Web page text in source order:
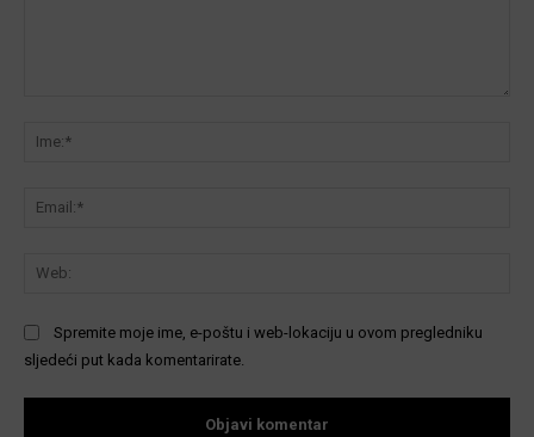
Spremite moje ime, e-poštu i web-lokaciju u ovom pregledniku
sljedeći put kada komentarirate.